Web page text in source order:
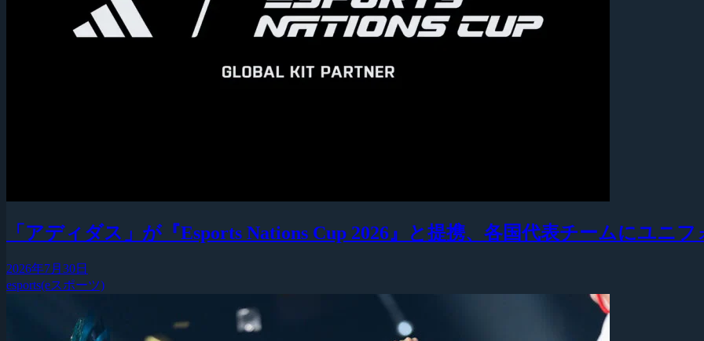
「アディダス」が『Esports Nations Cup 2026』と提携、各国代表チームにユニ
2026年7月30日
esports(eスポーツ)